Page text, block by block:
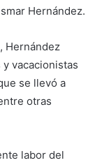
Hernández.
Hernández
vacacionistas
se llevó a
otras
labor del